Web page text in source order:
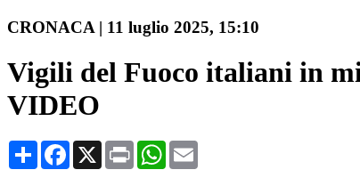
CRONACA | 11 luglio 2025, 15:10
Vigili del Fuoco italiani in
VIDEO
CondividiFacebook
X Print WhatsApp